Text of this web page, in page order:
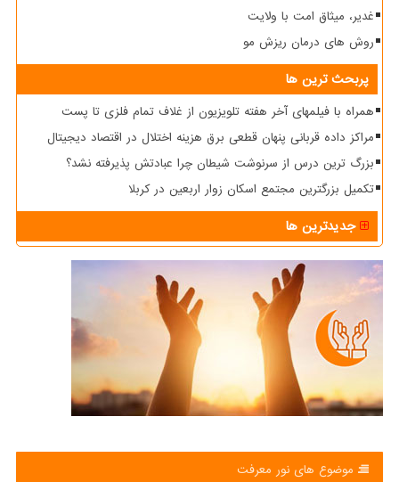
غدیر، میثاق امت با ولایت
روش های درمان ریزش مو
پربحث ترین ها
همراه با فیلمهای آخر هفته تلویزیون از غلاف تمام فلزی تا پست
مراکز داده قربانی پنهان قطعی برق هزینه اختلال در اقتصاد دیجیتال
بزرگ ترین درس از سرنوشت شیطان چرا عبادتش پذیرفته نشد؟
تکمیل بزرگترین مجتمع اسکان زوار اربعین در کربلا
جدیدترین ها
موضوع های نور معرفت